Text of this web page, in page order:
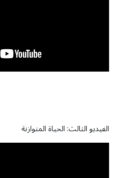
الفيديو الثالث: الحياة المتوازنة